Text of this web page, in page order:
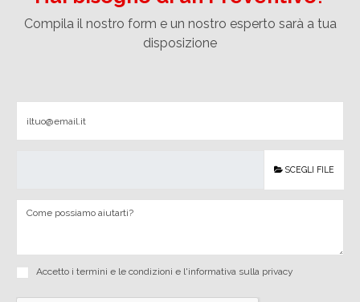
Compila il nostro form e un nostro esperto sarà a tua
disposizione
SCEGLI FILE
Accetto i termini e le condizioni e l'informativa sulla privacy